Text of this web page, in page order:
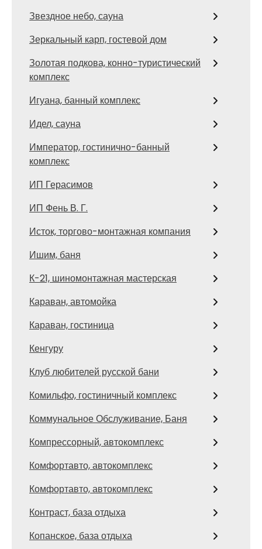
Звездное небо, сауна
Зеркальный карп, гостевой дом
Золотая подкова, конно-туристический
комплекс
Игуана, банный комплекс
Идел, сауна
Император, гостинично-банный
комплекс
ИП Герасимов
ИП Фень В. Г.
Исток, торгово-монтажная компания
Ишим, баня
К-21, шиномонтажная мастерская
Караван, автомойка
Караван, гостиница
Кенгуру
Клуб любителей русской бани
Комильфо, гостиничный комплекс
Коммунальное Обслуживание, Баня
Компрессорный, автокомплекс
Комфортавто, автокомплекс
Комфортавто, автокомплекс
Контраст, база отдыха
Копанское, база отдыха